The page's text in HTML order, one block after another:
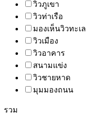
วิวภูเขา
วิวท่าเรือ
มองเห็นวิวทะเล
วิวเมือง
วิวอาคาร
สนามแข่ง
วิวชายหาด
มุมมองถนน
รวม